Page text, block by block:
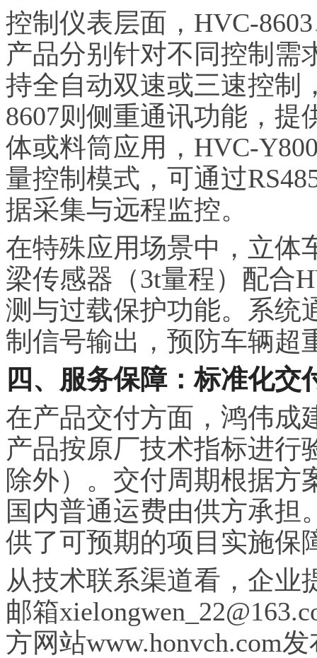
控制仪表层面，HVC-
产品分别针对不同控制需
持全自动双速或三速控制
8607则侧重通讯功能，
体或料筒应用，HVC-
量控制模式，可通过
据采集与远程监控。
在特殊应用场景中，立体
梁传感器（3t量程）配合
测与过载保护功能。系统
制信号输出，预防车辆超
四、服务保障：标准化交
在产品交付方面，鸿伟成
产品按原厂技术指标进行
除外）。交付周期根据方
国内普通运费由供方承担
供了可预期的项目实施保
从技术联系渠道看，企业
邮箱
方网站www.honvch.com